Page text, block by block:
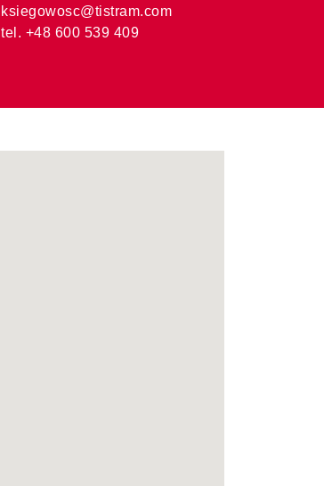
ksiegowosc@tistram.com
tel. +48 600 539 409